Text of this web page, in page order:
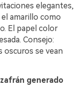
elegantes,
amarillo como
El papel color
Consejo:
oscuros se vean
generado